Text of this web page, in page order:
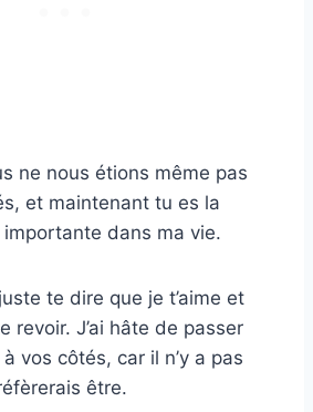
ne nous étions même pas
et maintenant tu es la
dans ma vie.
te dire que je t’aime et
revoir. J’ai hâte de passer
vos côtés, car il n’y a pas
être.